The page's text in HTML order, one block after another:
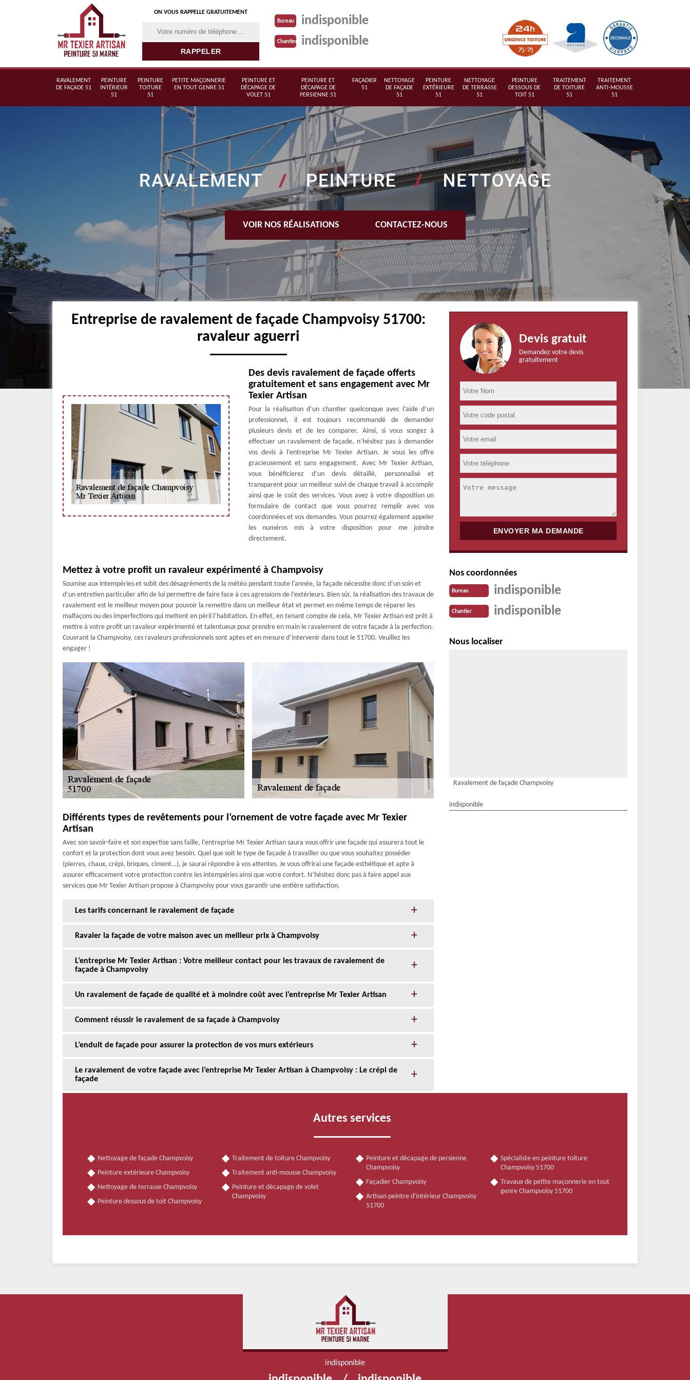
ON VOUS RAPPELLE GRATUITEMENT
Bureau indisponible
Chantier indisponible
RAVALEMENT
DE FAÇADE 51
PEINTURE
INTÉRIEUR
51
PEINTURE
TOITURE
51
PETITE MAÇONNERIE
EN TOUT GENRE 51
PEINTURE ET
DÉCAPAGE DE
VOLET 51
PEINTURE ET
DÉCAPAGE DE
PERSIENNE 51
FAÇADIER
51
NETTOYAGE
DE FAÇADE
51
PEINTURE
EXTÉRIEURE
51
NETTOYAGE
DE TERRASSE
51
PEINTURE
DESSOUS DE
TOIT 51
TRAITEMENT
DE TOITURE
51
TRAITEMENT
ANTI-MOUSSE
51
VOIR NOS RÉALISATIONS CONTACTEZ-NOUS
Entreprise de ravalement de façade Champvoisy 51700:
ravaleur aguerri
Des devis ravalement de façade offerts
gratuitement et sans engagement avec Mr
Texier Artisan
Pour la réalisation d’un chantier quelconque avec l’aide d’un
professionnel, il est toujours recommandé de demander
plusieurs devis et de les comparer. Ainsi, si vous songez à
effectuer un ravalement de façade, n’hésitez pas à demander
vos devis à l’entreprise Mr Texier Artisan. Je vous les offre
gracieusement et sans engagement. Avec Mr Texier Artisan,
vous bénéficierez d’un devis détaillé, personnalisé et
transparent pour un meilleur suivi de chaque travail à accomplir
ainsi que le coût des services. Vous avez à votre disposition un
formulaire de contact que vous pourrez remplir avec vos
coordonnées et vos demandes. Vous pourrez également appeler
les numéros mis à votre disposition pour me joindre
directement.
Mettez à votre profit un ravaleur expérimenté à Champvoisy
Soumise aux intempéries et subit des désagréments de la météo pendant toute l’année, la façade nécessite donc d’un soin et
d’un entretien particulier afin de lui permettre de faire face à ces agressions de l’extérieurs. Bien sûr, la réalisation des travaux de
ravalement est le meilleur moyen pour pouvoir la remettre dans un meilleur état et permet en même temps de réparer les
malfaçons ou des imperfections qui mettent en péril l’habitation. En effet, en tenant compte de cela, Mr Texier Artisan est prêt à
mettre à votre profit un ravaleur expérimenté et talentueux pour prendre en main le ravalement de votre façade à la perfection.
Couvrant la Champvoisy, ces ravaleurs professionnels sont aptes et en mesure d’intervenir dans tout le 51700. Veuillez les
engager !
Différents types de revêtements pour l’ornement de votre façade avec Mr Texier
Artisan
Avec son savoir-faire et son expertise sans faille, l’entreprise Mr Texier Artisan saura vous offrir une façade qui assurera tout le
confort et la protection dont vous avez besoin. Quel que soit le type de façade à travailler ou que vous souhaitez posséder
(pierres, chaux, crépi, briques, ciment…), je saurai répondre à vos attentes. Je vous offrirai une façade esthétique et apte à
assurer efficacement votre protection contre les intempéries ainsi que votre confort. N’hésitez donc pas à faire appel aux
services que Mr Texier Artisan propose à Champvoisy pour vous garantir une entière satisfaction.
Les tarifs concernant le ravalement de façade
Ravaler la façade de votre maison avec un meilleur prix à Champvoisy
L’entreprise Mr Texier Artisan : Votre meilleur contact pour les travaux de ravalement de
façade à Champvoisy
Un ravalement de façade de qualité et à moindre coût avec l’entreprise Mr Texier Artisan
Comment réussir le ravalement de sa façade à Champvoisy
L’enduit de façade pour assurer la protection de vos murs extérieurs
Le ravalement de votre façade avec l’entreprise Mr Texier Artisan à Champvoisy : Le crépi de
façade
Devis gratuit
Demandez votre devis
gratuitement
Nos coordonnées
Bureau indisponible
Chantier indisponible
Nous localiser
Ravalement de façade Champvoisy
indisponible
Autres services
Nettoyage de façade Champvoisy
Peinture extérieure Champvoisy
Nettoyage de terrasse Champvoisy
Peinture dessous de toit Champvoisy
Traitement de toiture Champvoisy
Traitement anti-mousse Champvoisy
Peinture et décapage de volet
Champvoisy
Peinture et décapage de persienne
Champvoisy
Façadier Champvoisy
Artisan peintre d'intérieur Champvoisy
51700
Spécialiste en peinture toiture
Champvoisy 51700
Travaux de petite maçonnerie en tout
genre Champvoisy 51700
indisponible